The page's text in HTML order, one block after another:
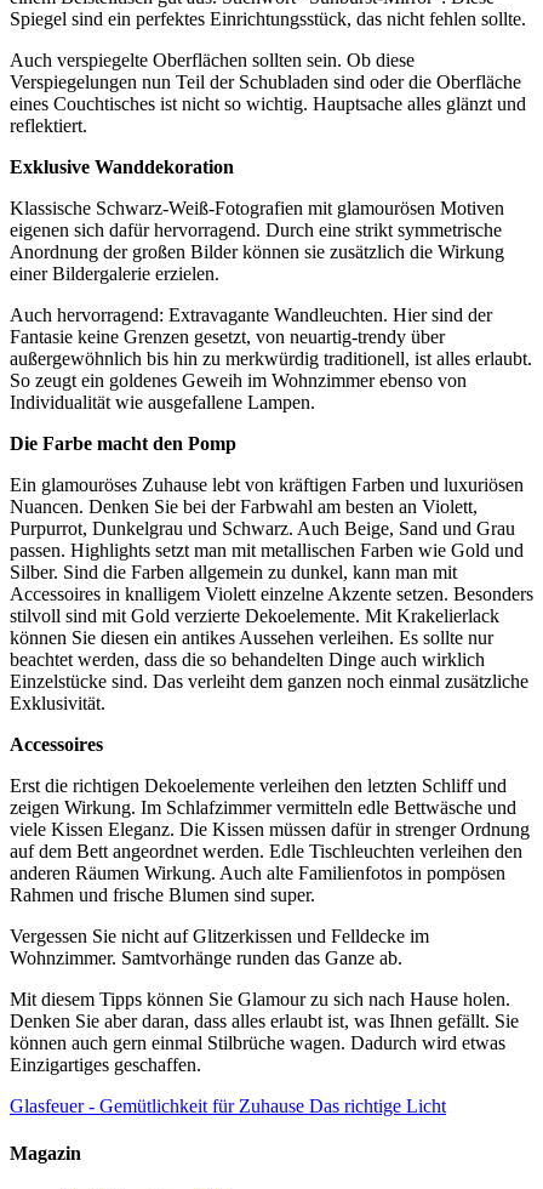
Spiegel sind ein perfektes Einrichtungsstück, das nicht fehlen sollte.
Auch verspiegelte Oberflächen sollten sein. Ob diese
Verspiegelungen nun Teil der Schubladen sind oder die Oberfläche
eines Couchtisches ist nicht so wichtig. Hauptsache alles glänzt und
reflektiert.
Exklusive Wanddekoration
Klassische Schwarz-Weiß-Fotografien mit glamourösen Motiven
eigenen sich dafür hervorragend. Durch eine strikt symmetrische
Anordnung der großen Bilder können sie zusätzlich die Wirkung
einer Bildergalerie erzielen.
Auch hervorragend: Extravagante Wandleuchten. Hier sind der
Fantasie keine Grenzen gesetzt, von neuartig-trendy über
außergewöhnlich bis hin zu merkwürdig traditionell, ist alles erlaubt.
So zeugt ein goldenes Geweih im Wohnzimmer ebenso von
Individualität wie ausgefallene Lampen.
Die Farbe macht den Pomp
Ein glamouröses Zuhause lebt von kräftigen Farben und luxuriösen
Nuancen. Denken Sie bei der Farbwahl am besten an Violett,
Purpurrot, Dunkelgrau und Schwarz. Auch Beige, Sand und Grau
passen. Highlights setzt man mit metallischen Farben wie Gold und
Silber. Sind die Farben allgemein zu dunkel, kann man mit
Accessoires in knalligem Violett einzelne Akzente setzen. Besonders
stilvoll sind mit Gold verzierte Dekoelemente. Mit Krakelierlack
können Sie diesen ein antikes Aussehen verleihen. Es sollte nur
beachtet werden, dass die so behandelten Dinge auch wirklich
Einzelstücke sind. Das verleiht dem ganzen noch einmal zusätzliche
Exklusivität.
Accessoires
Erst die richtigen Dekoelemente verleihen den letzten Schliff und
zeigen Wirkung. Im Schlafzimmer vermitteln edle Bettwäsche und
viele Kissen Eleganz. Die Kissen müssen dafür in strenger Ordnung
auf dem Bett angeordnet werden. Edle Tischleuchten verleihen den
anderen Räumen Wirkung. Auch alte Familienfotos in pompösen
Rahmen und frische Blumen sind super.
Vergessen Sie nicht auf Glitzerkissen und Felldecke im
Wohnzimmer. Samtvorhänge runden das Ganze ab.
Mit diesem Tipps können Sie Glamour zu sich nach Hause holen.
Denken Sie aber daran, dass alles erlaubt ist, was Ihnen gefällt. Sie
können auch gern einmal Stilbrüche wagen. Dadurch wird etwas
Einzigartiges geschaffen.
Glasfeuer - Gemütlichkeit für Zuhause Das richtige Licht
Magazin